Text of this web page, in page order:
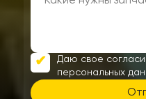
Даю свое
персональных